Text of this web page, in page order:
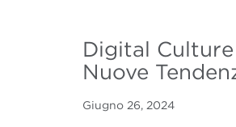
Digital
Nuove
Giugno 26, 2024